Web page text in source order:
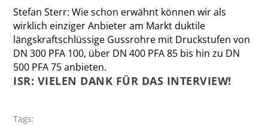
Stefan Sterr: Wie schon erwähnt können wir als
wirklich einziger Anbieter am Markt duktile
längskraftschlüssige Gussrohre mit Druckstufen von
DN 300 PFA 100, über DN 400 PFA 85 bis hin zu DN
500 PFA 75 anbieten.
ISR: VIELEN DANK FÜR DAS INTERVIEW!
Tags: